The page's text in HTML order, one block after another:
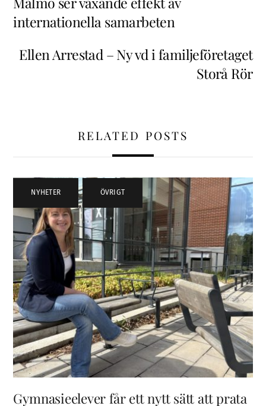
internationella samarbeten
Ellen Arrestad – Ny vd i familjeföretaget
Storå Rör
RELATED POSTS
NYHETER , ÖVRIGT
Gymnasieelever får ett nytt sätt att prata